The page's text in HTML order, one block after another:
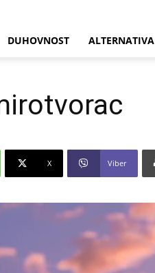
DUHOVNOST ALTERNATIVA
X Viber